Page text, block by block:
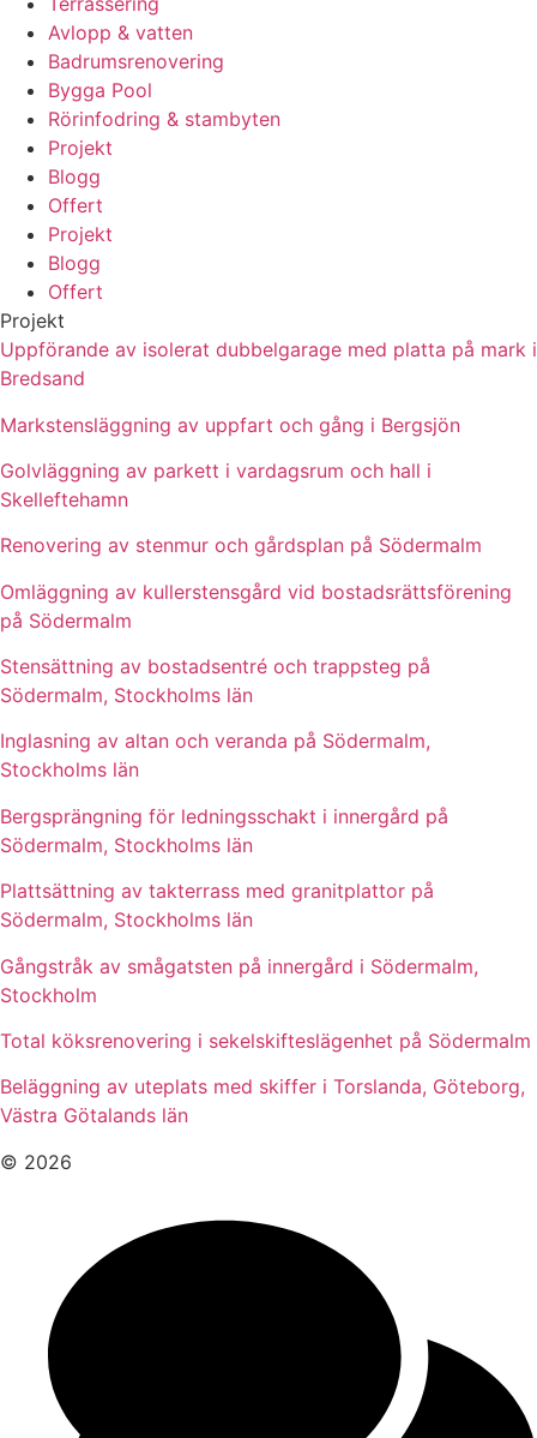
Avlopp & vatten
Badrumsrenovering
Bygga Pool
Rörinfodring & stambyten
Projekt
Blogg
Offert
Projekt
Blogg
Offert
Projekt
Uppförande av isolerat dubbelgarage med platta på mark i
Bredsand
Markstensläggning av uppfart och gång i Bergsjön
Golvläggning av parkett i vardagsrum och hall i
Skelleftehamn
Renovering av stenmur och gårdsplan på Södermalm
Omläggning av kullerstensgård vid bostadsrättsförening
på Södermalm
Stensättning av bostadsentré och trappsteg på
Södermalm, Stockholms län
Inglasning av altan och veranda på Södermalm,
Stockholms län
Bergsprängning för ledningsschakt i innergård på
Södermalm, Stockholms län
Plattsättning av takterrass med granitplattor på
Södermalm, Stockholms län
Gångstråk av smågatsten på innergård i Södermalm,
Stockholm
Total köksrenovering i sekelskifteslägenhet på Södermalm
Beläggning av uteplats med skiffer i Torslanda, Göteborg,
Västra Götalands län
© 2026